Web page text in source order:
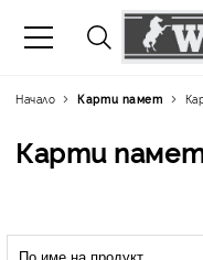
Начало Карти памет
Карти